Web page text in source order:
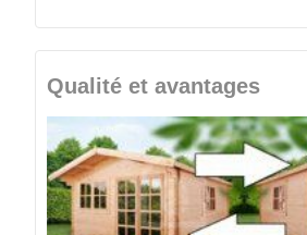
Qualité et avantages